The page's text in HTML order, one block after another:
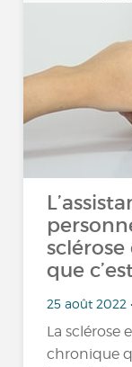
sclérose
que
25 août 2022
La sclérose
chronique